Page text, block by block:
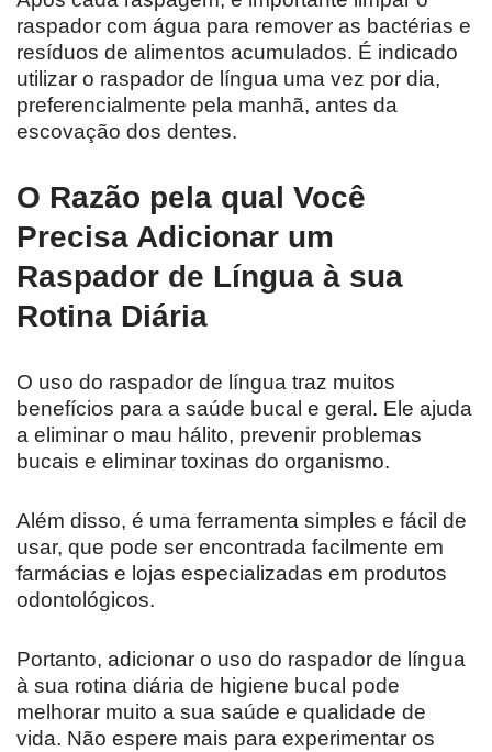
raspador com água para remover as bactérias e
resíduos de alimentos acumulados. É indicado
utilizar o raspador de língua uma vez por dia,
preferencialmente pela manhã, antes da
escovação dos dentes.
O Razão pela qual Você
Precisa Adicionar um
Raspador de Língua à sua
Rotina Diária
O uso do raspador de língua traz muitos
benefícios para a saúde bucal e geral. Ele ajuda
a eliminar o mau hálito, prevenir problemas
bucais e eliminar toxinas do organismo.
Além disso, é uma ferramenta simples e fácil de
usar, que pode ser encontrada facilmente em
farmácias e lojas especializadas em produtos
odontológicos.
Portanto, adicionar o uso do raspador de língua
à sua rotina diária de higiene bucal pode
melhorar muito a sua saúde e qualidade de
vida. Não espere mais para experimentar os